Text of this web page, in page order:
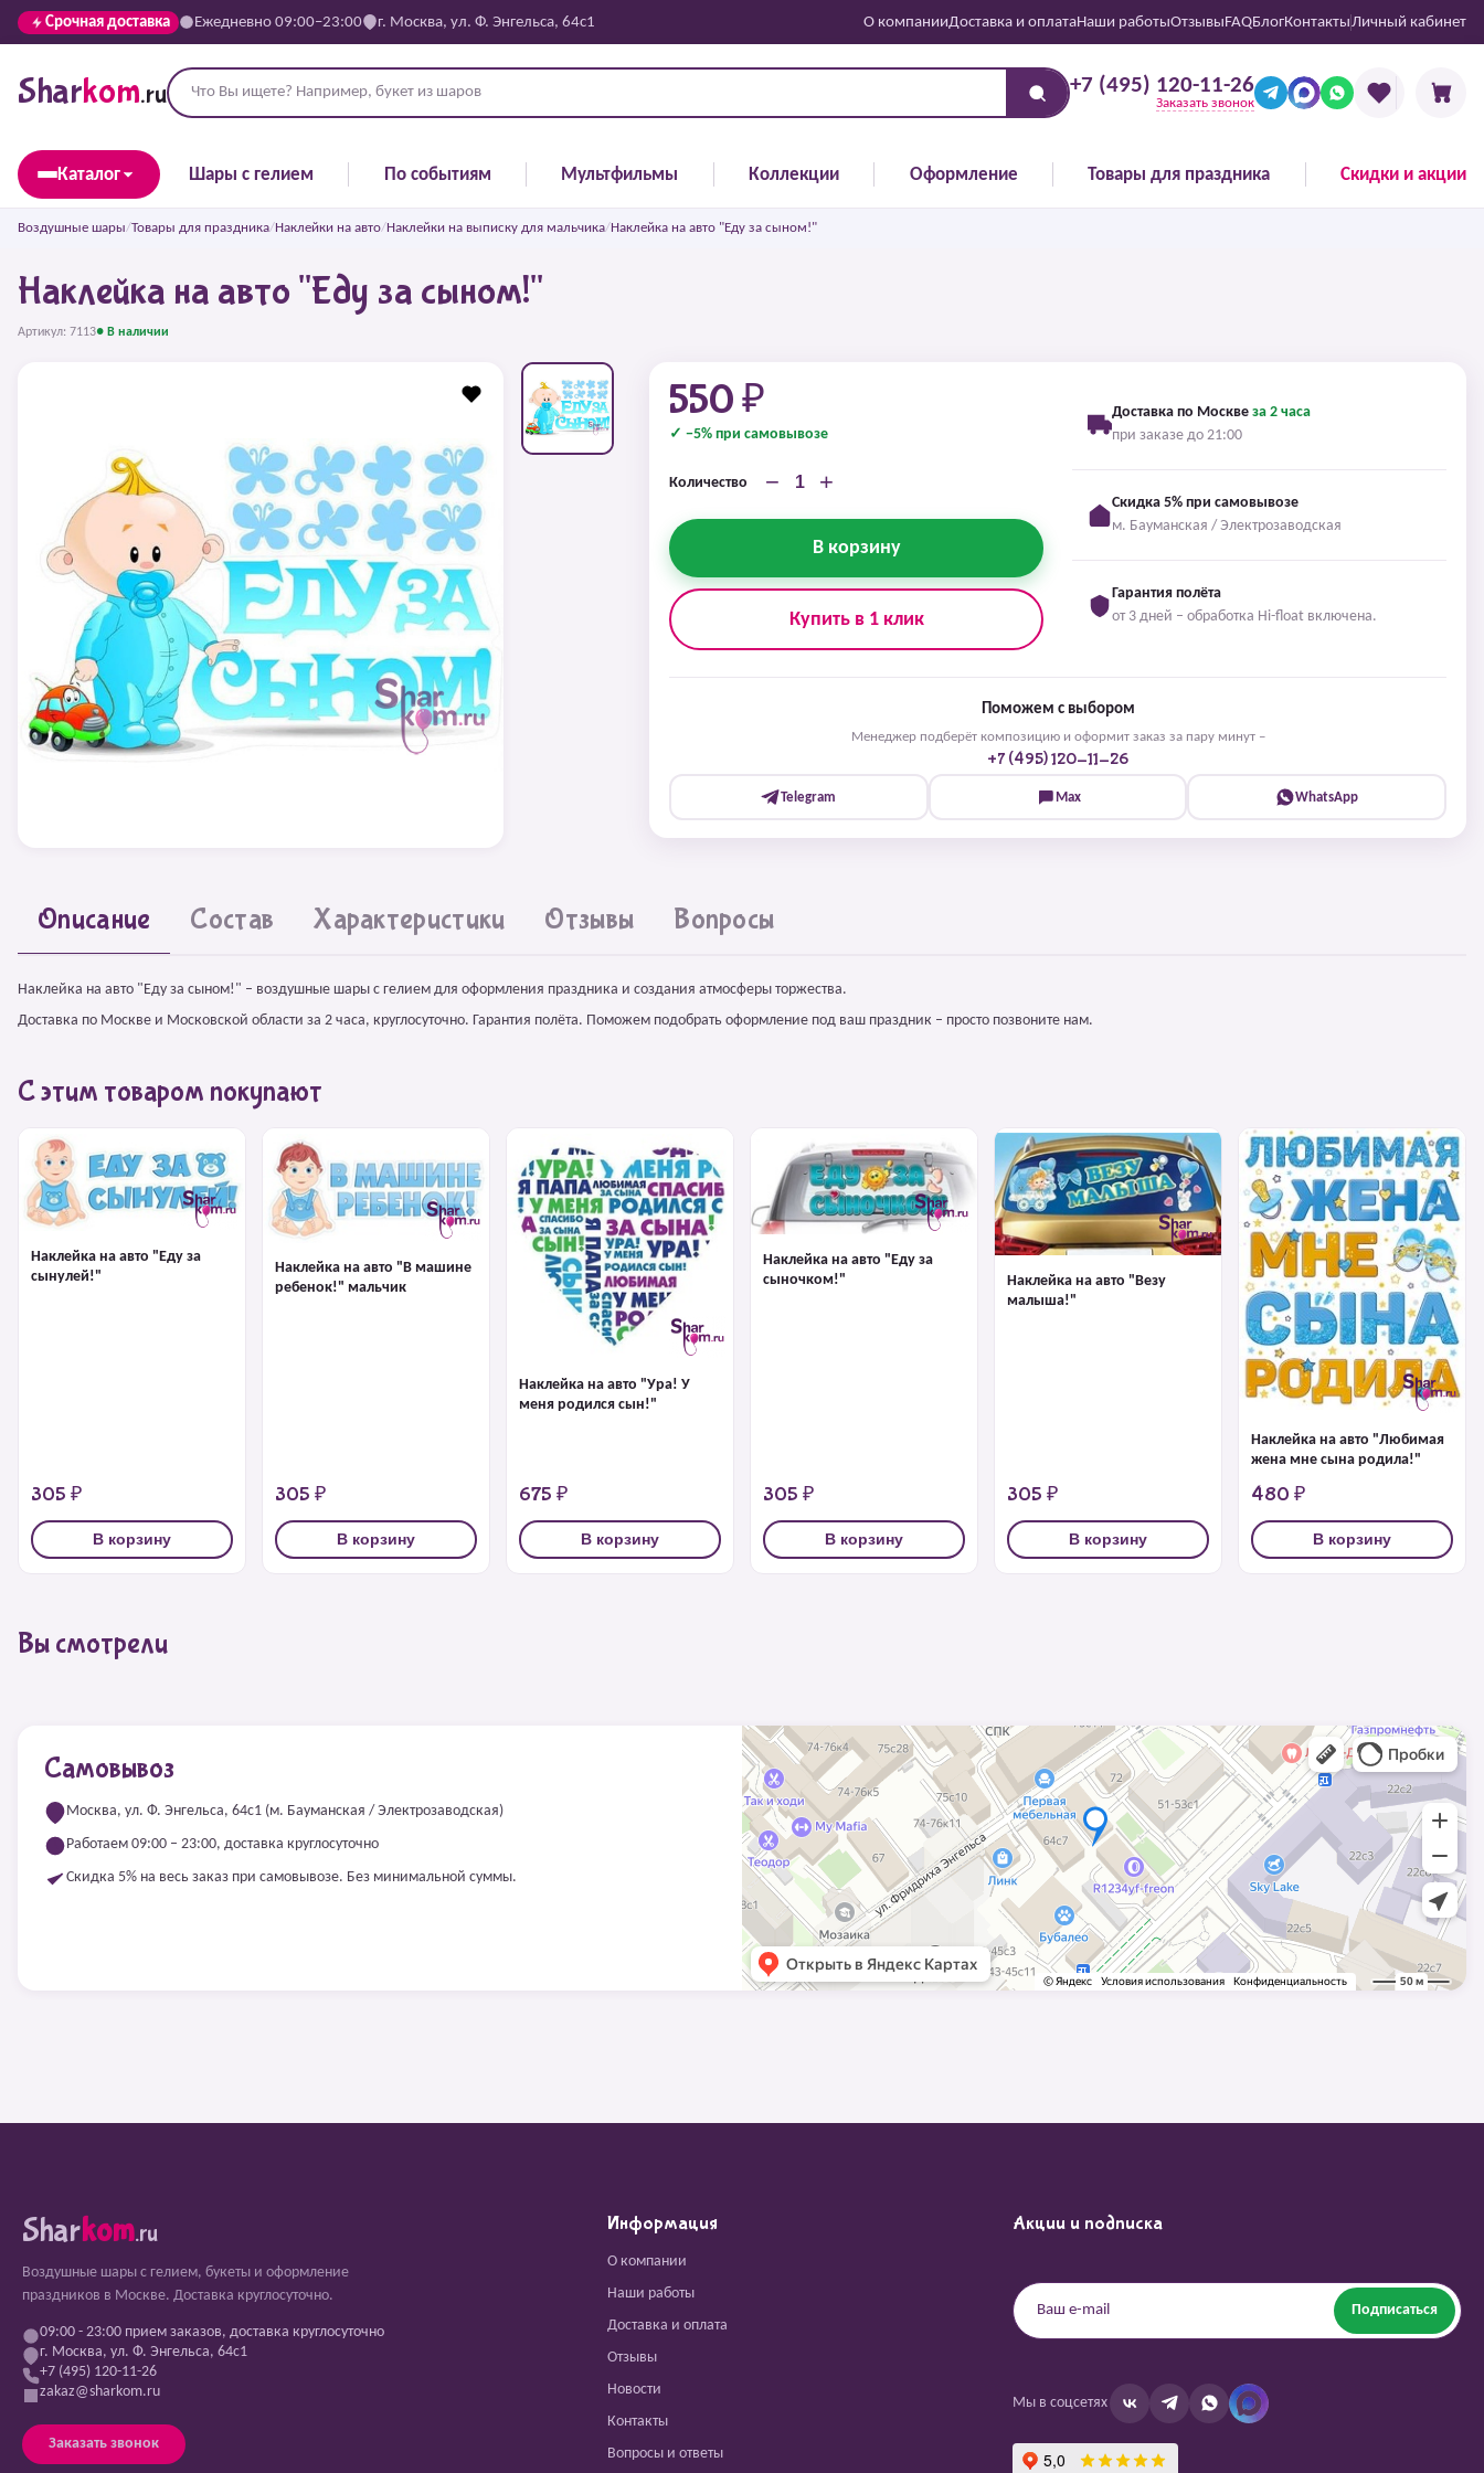
Срочная доставка Ежедневно 09:00–23:00 г. Москва, ул. Ф. Энгельса, 64с1 О компанииДоставка и оплатаНаши работыОтзывыFAQБлогКонтактыЛичный кабинет
Sharkom.ru +7 (495) 120-11-26
Заказать звонок
Каталог Шары с гелием По событиям Мультфильмы Коллекции Оформление Товары для праздника Скидки и акции
Воздушные шары/Товары для праздника/Наклейки на авто/Наклейки на выписку для мальчика/Наклейка на авто "Еду за сыном!"
Наклейка на авто "Еду за сыном!"
Артикул: 7113● В наличии
550 ₽
✓ −5% при самовывозе
Количество − +
В корзину
Купить в 1 клик
Доставка по Москве за 2 часа
при заказе до 21:00
Скидка 5% при самовывозе
м. Бауманская / Электрозаводская
Гарантия полёта
от 3 дней – обработка Hi-float включена.
Поможем с выбором
Менеджер подберёт композицию и оформит заказ за пару минут –
+7 (495) 120-11-26
Telegram Max WhatsApp
Описание Состав Характеристики Отзывы Вопросы
Наклейка на авто "Еду за сыном!" – воздушные шары с гелием для оформления праздника и создания атмосферы торжества.
Доставка по Москве и Московской области за 2 часа, круглосуточно. Гарантия полёта. Поможем подобрать оформление под ваш праздник – просто позвоните нам.
С этим товаром покупают
Наклейка на авто "Еду за
сынулей!"
305 ₽
В корзину
Наклейка на авто "В машине
ребенок!" мальчик
305 ₽
В корзину
Наклейка на авто "Ура! У
меня родился сын!"
675 ₽
В корзину
Наклейка на авто "Еду за
сыночком!"
305 ₽
В корзину
Наклейка на авто "Везу
малыша!"
305 ₽
В корзину
Наклейка на авто "Любимая
жена мне сына родила!"
480 ₽
В корзину
Вы смотрели
Самовывоз
Москва, ул. Ф. Энгельса, 64с1 (м. Бауманская / Электрозаводская)
Работаем 09:00 – 23:00, доставка круглосуточно
Скидка 5% на весь заказ при самовывозе. Без минимальной суммы.
Sharkom.ru
Воздушные шары с гелием, букеты и оформление
праздников в Москве. Доставка круглосуточно.
09:00 - 23:00 прием заказов, доставка круглосуточно
г. Москва, ул. Ф. Энгельса, 64с1
+7 (495) 120-11-26
zakaz@sharkom.ru
Заказать звонок
Информация
О компании
Наши работы
Доставка и оплата
Отзывы
Новости
Контакты
Вопросы и ответы
Акции и подписка
Подписаться
Мы в соцсетях